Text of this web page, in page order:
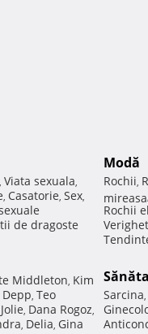
, Viata sexuala,
, Casatorie, Sex,
de dragoste
Middleton, Kim
Depp, Teo
, Dana Rogoz,
, Delia, Gina
Modă
Rochii,
mireasa,
Rochii
Sarcina,